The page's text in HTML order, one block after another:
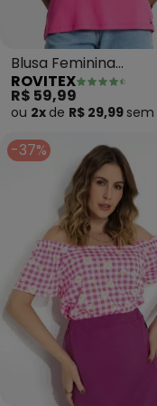
Blusa Feminina
Viscotorcion Básica
(Rosa)
ROVITEX
R$ 59,99
ou 2x de R$ 29,99 sem
-37%